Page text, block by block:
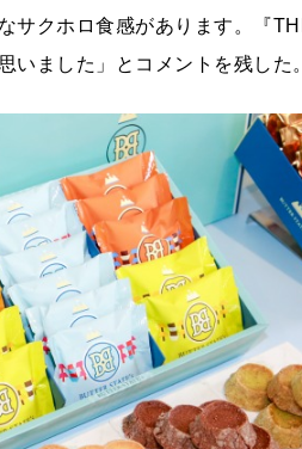
サクホロ食感があります。『
いました」とコメントを残した